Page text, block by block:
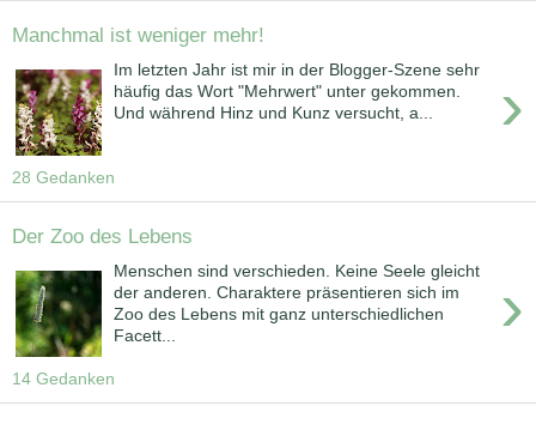
Manchmal ist weniger mehr!
›
Im letzten Jahr ist mir in der Blogger-Szene sehr
häufig das Wort "Mehrwert" unter gekommen.
Und während Hinz und Kunz versucht, a...
28 Gedanken
Der Zoo des Lebens
›
Menschen sind verschieden. Keine Seele gleicht
der anderen. Charaktere präsentieren sich im
Zoo des Lebens mit ganz unterschiedlichen
Facett...
14 Gedanken